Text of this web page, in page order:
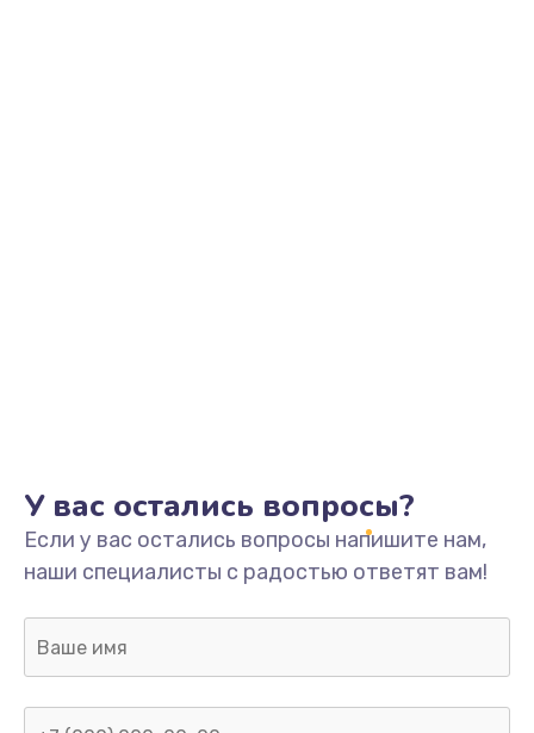
У вас остались вопросы?
Если у вас остались вопросы напишите нам,
наши специалисты с радостью ответят вам!